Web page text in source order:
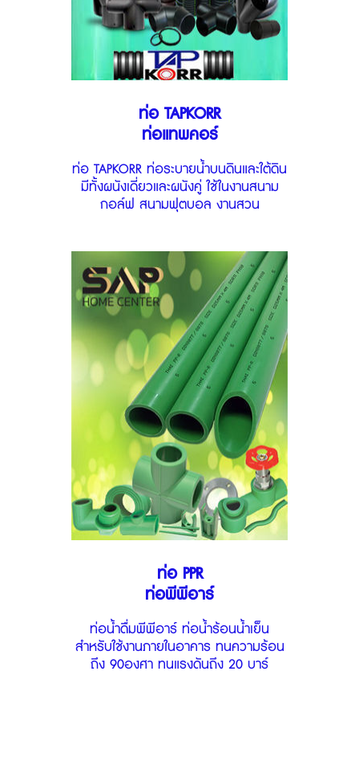
ท่อ TAPKORR
ท่อแทพคอร์
ท่อ TAPKORR ท่อระบายน้ำบนดินและใต้ดิน
มีทั้งผนังเดี่ยวและผนังคู่ ใช้ในงานสนาม
กอล์ฟ สนามฟุตบอล งานสวน
ท่อ PPR
ท่อพีพีอาร์
ท่อน้ำดื่มพีพีอาร์ ท่อน้ำร้อนน้ำเย็น
สำหรับใช้งานภายในอาคาร ทนความร้อน
ถึง 90องศา ทนแรงดันถึง 20 บาร์